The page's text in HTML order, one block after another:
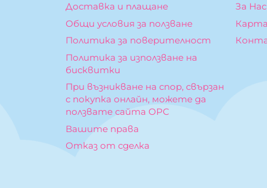
Доставка и плащане
Общи условия за ползване
Политика за поверителност
Политика за използване на
бисквитки
При възникване на спор, свързан
с покупка онлайн, можете да
ползвате сайта ОРС
Вашите права
Отказ от сделка
За Нас